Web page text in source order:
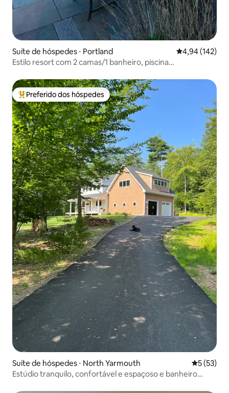
Suíte de hóspedes ⋅ Portland 4,94 de uma
4,94 (142)
Estilo resort com 2 camas/1 banheiro, piscina
Entre os melhores preferidos dos hóspedes
Preferido dos hóspedes
Suíte de hóspedes ⋅ North Yarmouth 5 de uma
5 (53)
Estúdio tranquilo, confortável e espaçoso e banheiro